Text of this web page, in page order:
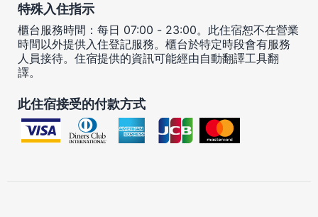
特殊入住指示
櫃台服務時間：每日 07:00 - 23:00。此住宿恕不在營業
時間以外提供入住登記服務。櫃台於特定時段會有服務
人員接待。住宿提供的資訊可能經由自動翻譯工具翻
譯。
此住宿接受的付款方式